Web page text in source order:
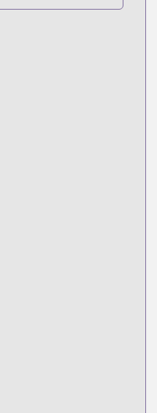
1388
16766/list
beat